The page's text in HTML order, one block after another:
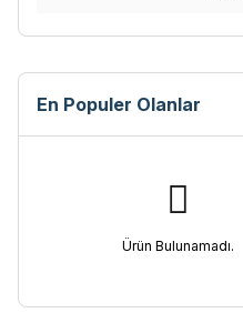
En Populer Olanlar
Ürün Bulunamadı.